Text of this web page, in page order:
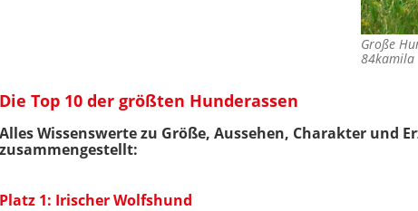
Große
84kamila
Die Top 10 der größten Hunderassen
Alles Wissenswerte zu Größe, Aussehen, Charakter und
zusammengestellt:
Platz 1: Irischer Wolfshund